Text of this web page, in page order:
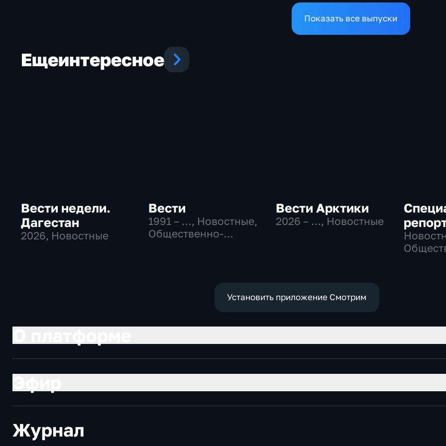
Показать все выпуски
Ещеинтересное
Вести недели.
Дагестан
2026, Новостные
Вести
1991 – …, Новостные,
Общественно-
Вести Арктики
2026 – …, Новостные
Установить приложение Смотрим
Журнал